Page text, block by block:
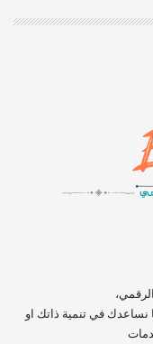
في تنمية ذاتك او